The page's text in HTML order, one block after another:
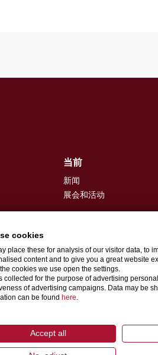
当前
新闻
展会和活动
联系人
cookies
place these for analysis of our visitor data, to
content and to give you a great website
cookies we use open the settings.
collected for the purpose of advertising
of advertising campaigns. Data may be
can be found here.
Accept all